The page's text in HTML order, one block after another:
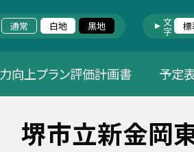
通常 白地 黒地 文字
向上プラン評価計画書 予定
堺市立新金岡